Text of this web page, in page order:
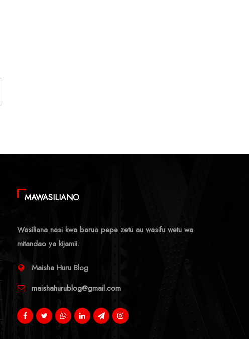
MAWASILIANO
Wasiliana nasi kwa barua pepe zetu au wasifu wetu wa
mitandao ya kijamii.
Maisha Huru Blog
maishahurublog@gmail.com